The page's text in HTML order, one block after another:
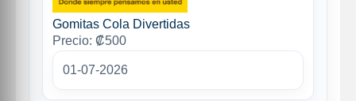
Gomitas Cola Divertidas
Precio: ₡500
01-07-2026